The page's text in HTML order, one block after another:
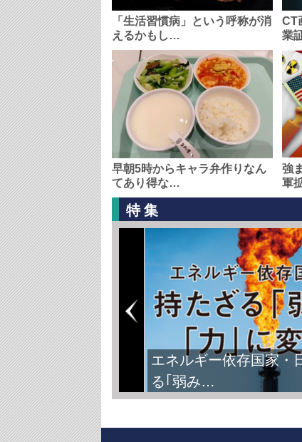
「生活習慣病」という呼称が消
えるかもし…
CT
業
早朝5時からキャラ弁作りなん
てあり得な…
強
軍
特集
エネルギー依存国家
る｢弱み…